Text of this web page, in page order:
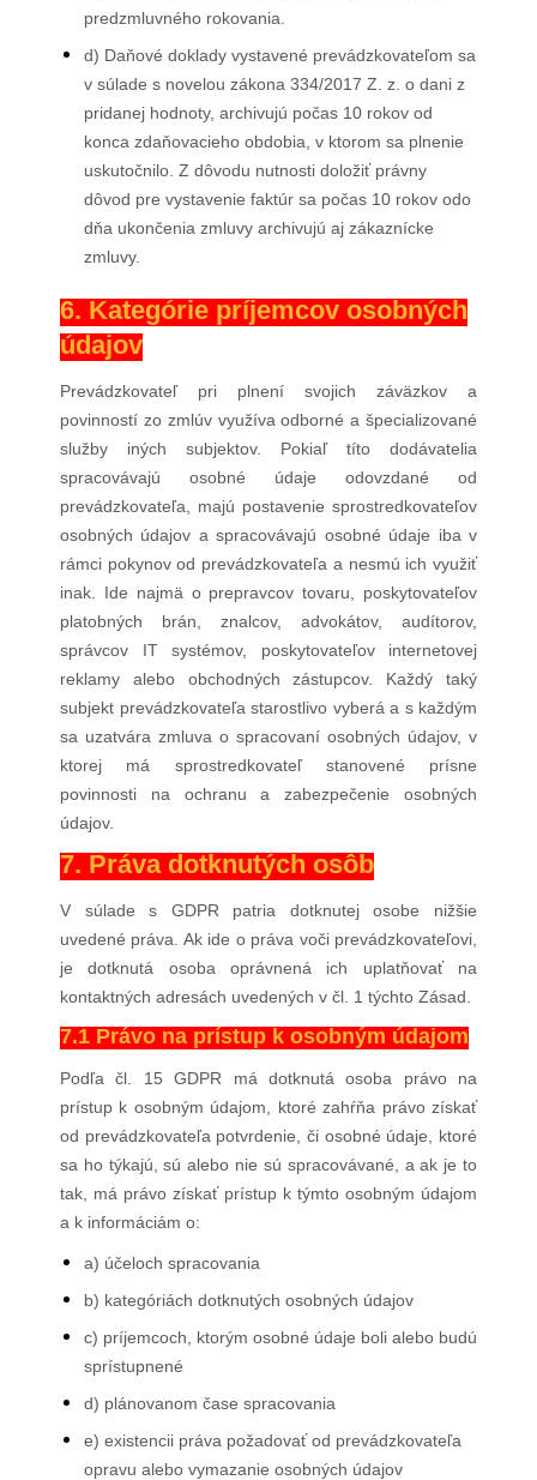
predzmluvného rokovania.
d) Daňové doklady vystavené prevádzkovateľom sa
v súlade s novelou zákona 334/2017 Z. z. o dani z
pridanej hodnoty, archivujú počas 10 rokov od
konca zdaňovacieho obdobia, v ktorom sa plnenie
uskutočnilo. Z dôvodu nutnosti doložiť právny
dôvod pre vystavenie faktúr sa počas 10 rokov odo
dňa ukončenia zmluvy archivujú aj zákaznícke
zmluvy.
6. Kategórie príjemcov osobných
údajov
Prevádzkovateľ pri plnení svojich záväzkov a
povinností zo zmlúv využíva odborné a špecializované
služby iných subjektov. Pokiaľ títo dodávatelia
spracovávajú osobné údaje odovzdané od
prevádzkovateľa, majú postavenie sprostredkovateľov
osobných údajov a spracovávajú osobné údaje iba v
rámci pokynov od prevádzkovateľa a nesmú ich využiť
inak. Ide najmä o prepravcov tovaru, poskytovateľov
platobných brán, znalcov, advokátov, audítorov,
správcov IT systémov, poskytovateľov internetovej
reklamy alebo obchodných zástupcov. Každý taký
subjekt prevádzkovateľa starostlivo vyberá a s každým
sa uzatvára zmluva o spracovaní osobných údajov, v
ktorej má sprostredkovateľ stanovené prísne
povinnosti na ochranu a zabezpečenie osobných
údajov.
7. Práva dotknutých osôb
V súlade s GDPR patria dotknutej osobe nižšie
uvedené práva. Ak ide o práva voči prevádzkovateľovi,
je dotknutá osoba oprávnená ich uplatňovať na
kontaktných adresách uvedených v čl. 1 týchto Zásad.
7.1 Právo na prístup k osobným údajom
Podľa čl. 15 GDPR má dotknutá osoba právo na
prístup k osobným údajom, ktoré zahŕňa právo získať
od prevádzkovateľa potvrdenie, či osobné údaje, ktoré
sa ho týkajú, sú alebo nie sú spracovávané, a ak je to
tak, má právo získať prístup k týmto osobným údajom
a k informáciám o:
a) účeloch spracovania
b) kategóriách dotknutých osobných údajov
c) príjemcoch, ktorým osobné údaje boli alebo budú
sprístupnené
d) plánovanom čase spracovania
e) existencii práva požadovať od prevádzkovateľa
opravu alebo vymazanie osobných údajov